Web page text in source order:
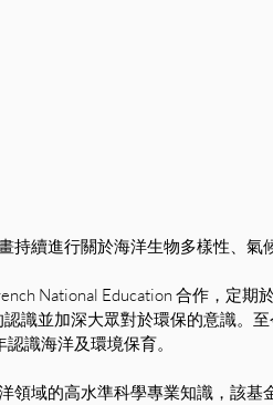
持續進行關於海洋生物多樣性、
National Education 合作，定
識並加深大眾對於環保的意識。
識海洋及環境保育。
領域的高水準科學專業知識，該